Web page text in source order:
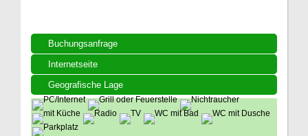
Buchungsanfrage
Internetseite
Geografische Lage